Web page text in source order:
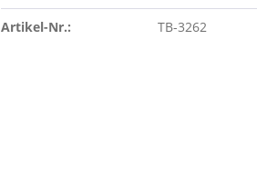
Artikel-Nr.: TB-3262